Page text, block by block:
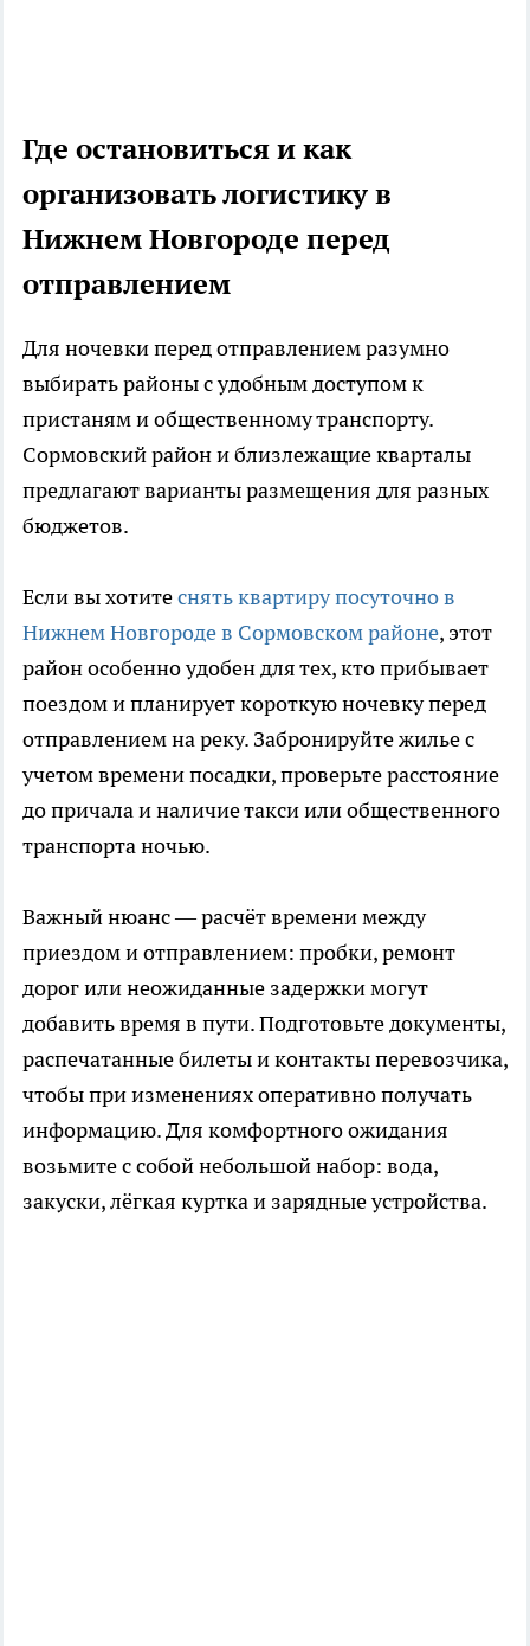
Где остановиться и как
организовать логистику в
Нижнем Новгороде перед
отправлением
Для ночевки перед отправлением разумно
выбирать районы с удобным доступом к
пристаням и общественному транспорту.
Сормовский район и близлежащие кварталы
предлагают варианты размещения для разных
бюджетов.
Если вы хотитеснять квартиру посуточно в
Нижнем Новгороде в Сормовском районе, этот
район особенно удобен для тех, кто прибывает
поездом и планирует короткую ночевку перед
отправлением на реку. Забронируйте жилье с
учетом времени посадки, проверьте расстояние
до причала и наличие такси или общественного
транспорта ночью.
Важный нюанс — расчёт времени между
приездом и отправлением: пробки, ремонт
дорог или неожиданные задержки могут
добавить время в пути. Подготовьте документы,
распечатанные билеты и контакты перевозчика,
чтобы при изменениях оперативно получать
информацию. Для комфортного ожидания
возьмите с собой небольшой набор: вода,
закуски, лёгкая куртка и зарядные устройства.